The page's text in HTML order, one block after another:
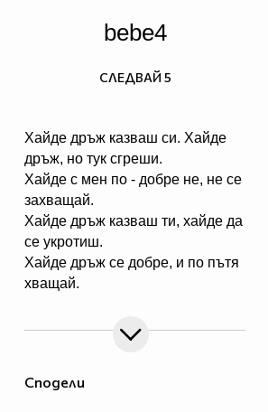
Сподели
bebe4
Хайде дръж казваш си. Хайде
дръж, но тук сгреши.
Хайде с мен по - добре не, не се
захващай.
Хайде дръж казваш ти, хайде да
се укротиш.
Хайде дръж се добре, и по пътя
хващай.
СЛЕДВАЙ 5